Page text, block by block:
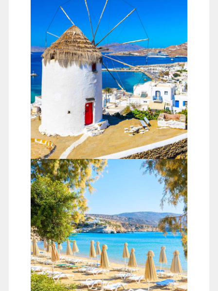
米克諾斯島
渡輪前往米克諾斯島；途中小島羅列於愛琴海湛藍之
中，米克諾斯島由於近雅典，一直是最受歡迎的希臘小
島之一，獨特的盒子型房屋，藍與白的絕佳色彩搭配，
年年均以石灰重新塗刷，成為此地的特色